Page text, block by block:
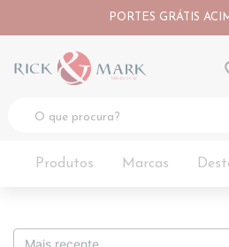
PORTES GRÁTIS
Produtos Marcas